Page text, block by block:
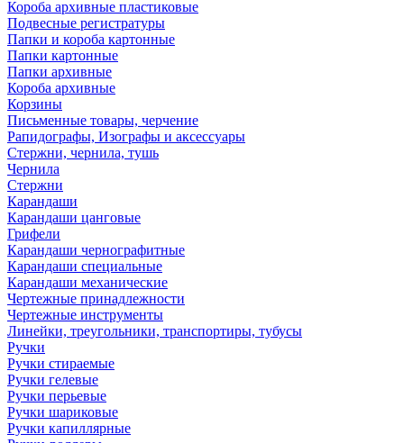
Короба архивные пластиковые
Подвесные регистратуры
Папки и короба картонные
Папки картонные
Папки архивные
Короба архивные
Корзины
Письменные товары, черчение
Рапидографы, Изографы и аксессуары
Стержни, чернила, тушь
Чернила
Стержни
Карандаши
Карандаши цанговые
Грифели
Карандаши чернографитные
Карандаши специальные
Карандаши механические
Чертежные принадлежности
Чертежные инструменты
Линейки, треугольники, транспортиры, тубусы
Ручки
Ручки стираемые
Ручки гелевые
Ручки перьевые
Ручки шариковые
Ручки капиллярные